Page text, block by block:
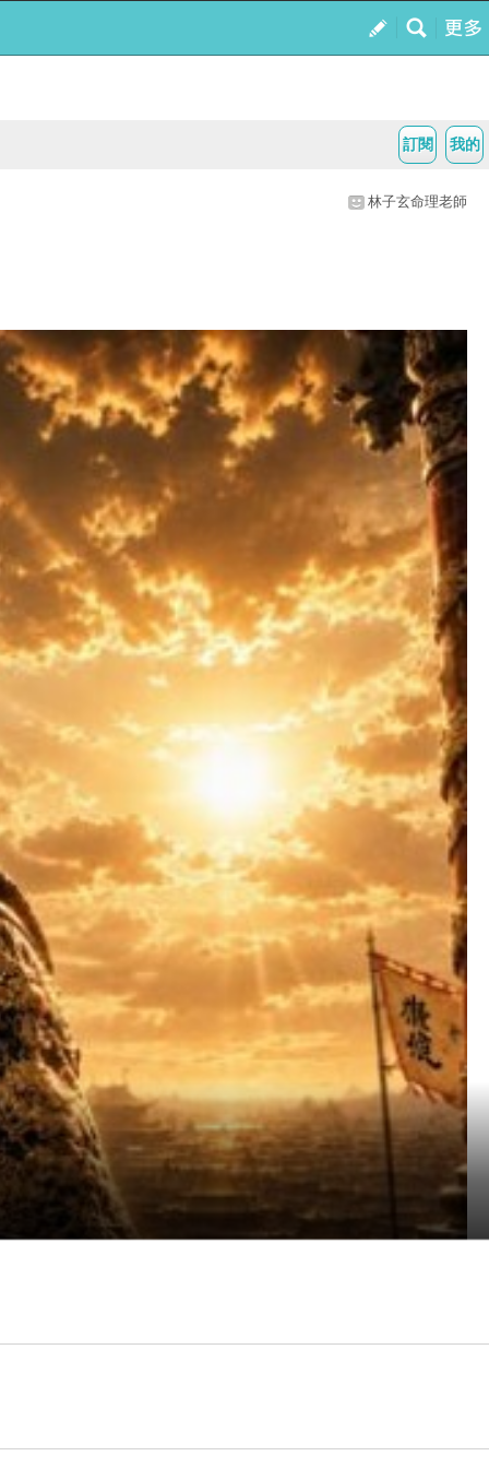
我的
訂閱
林子玄命理老師